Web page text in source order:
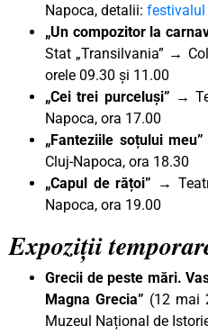
Napoca, detalii: festivalul
„Un compozitor la
Stat „Transilvania” →
orele 09.30 și 11.00
„Cei trei purceluși” →
Napoca, ora 17.00
„Fanteziile soțului
Cluj-Napoca, ora 18.30
„Capul de rățoi” →
Napoca, ora 19.00
Expoziții
Grecii de peste mări.
Magna Grecia” (12 mai
Muzeul Național de